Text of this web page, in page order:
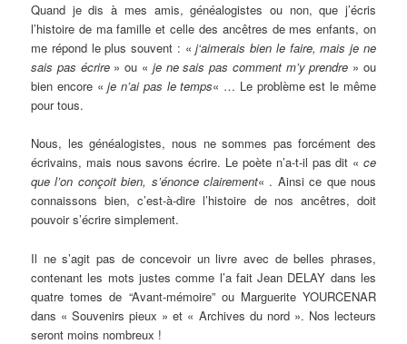
Quand je dis à mes amis, généalogistes ou non, que j’écris
l’histoire de ma famille et celle des ancêtres de mes enfants, on
me répond le plus souvent : «j‘aimerais bien le faire, mais je ne
sais pas écrire» ou « je ne sais pas comment m’y prendre » ou
bien encore «jen’ai pas le temps« … Le problème est le même
pour tous.
Nous, les généalogistes, nous ne sommes pas forcément des
écrivains, mais nous savons écrire. Le poète n’a-t-il pas dit « ce
que l’on conçoit bien, s’énonce clairement« . Ainsi ce que nous
connaissons bien, c’est-à-dire l’histoire de nos ancêtres, doit
pouvoir s’écrire simplement.
Il ne s’agit pas de concevoir un livre avec de belles phrases,
contenant les mots justes comme l’a fait Jean DELAY dans les
quatre tomes de “Avant-mémoire” ou Marguerite YOURCENAR
dans « Souvenirs pieux » et « Archives du nord ». Nos lecteurs
seront moins nombreux !